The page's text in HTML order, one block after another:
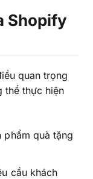
Shopify
quan trọng
thể thực hiện
quà tặng
cầu khách